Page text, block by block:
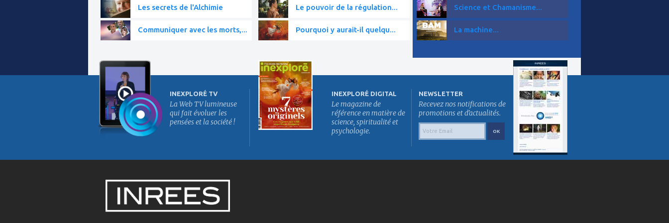
Les secrets de l'Alchimie
Communiquer avec les morts,...
Le pouvoir de la régulation...
Pourquoi y aurait-il quelqu...
Science et Chamanisme...
La machine...
INEXPLORÉ TV
La Web TV lumineuse
qui fait évoluer les
pensées et la société !
INEXPLORÉ DIGITAL
Le magazine de
référence en matière de
science, spiritualité et
psychologie.
NEWSLETTER
Recevez nos notifications de
promotions et d'actualités.